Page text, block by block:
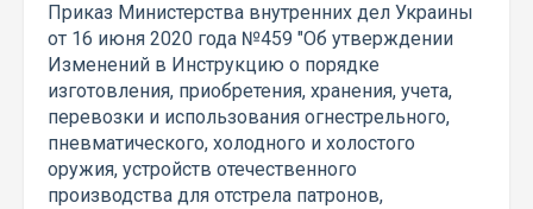
Приказ Министерства внутренних дел Украины
от 16 июня 2020 года №459 "Об утверждении
Изменений в Инструкцию о порядке
изготовления, приобретения, хранения, учета,
перевозки и использования огнестрельного,
пневматического, холодного и холостого
оружия, устройств отечественного
производства для отстрела патронов,